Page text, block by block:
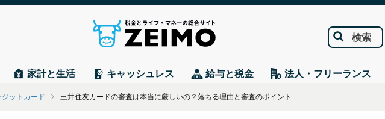
検索
家計と生活 キャッシュレス 給与と税金 法人・フリーランス
ジットカード 三井住友カードの審査は本当に厳しいの？落ちる理由と審査のポイント